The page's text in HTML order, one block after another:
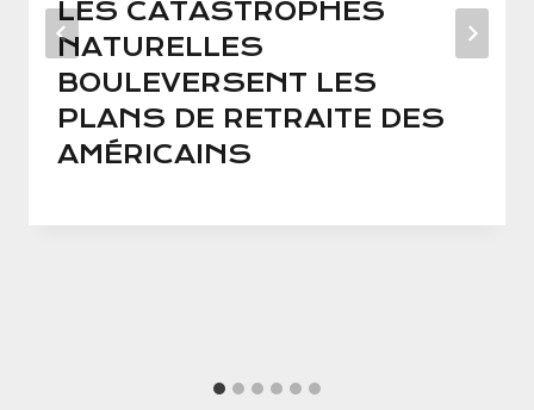
LES CATASTROPHES
NATURELLES
BOULEVERSENT LES
PLANS DE RETRAITE DES
AMÉRICAINS